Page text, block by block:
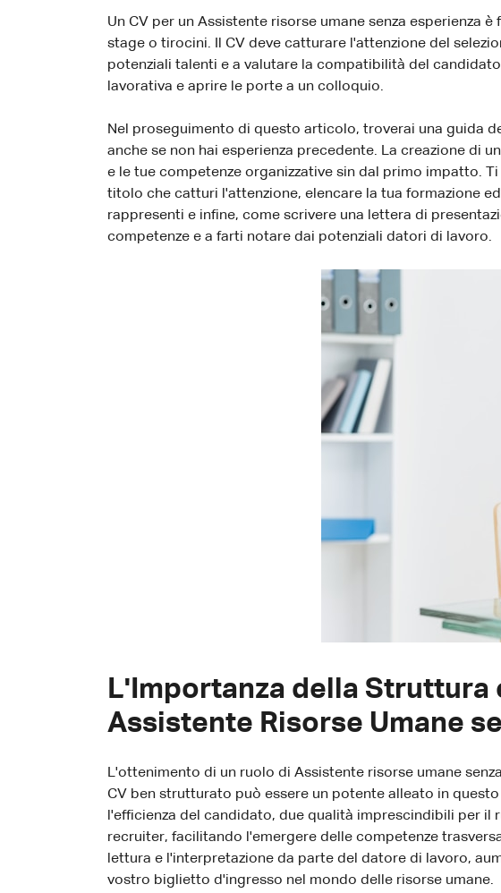
Un CV per un Assistente risorse umane senza esperienza
stage o tirocini. Il CV deve catturare l'attenzione del
potenziali talenti e a valutare la compatibilità del
lavorativa e aprire le porte a un colloquio.
Nel proseguimento di questo articolo, troverai una guida
anche se non hai esperienza precedente. La creazione di
e le tue competenze organizzative sin dal primo impatto.
titolo che catturi l'attenzione, elencare la tua formazione
rappresenti e infine, come scrivere una lettera di
competenze e a farti notare dai potenziali datori di lavoro.
L'Importanza della
Assistente Risorse Umane
L'ottenimento di un ruolo di Assistente risorse umane
CV ben strutturato può essere un potente alleato in
l'efficienza del candidato, due qualità imprescindibili per
recruiter, facilitando l'emergere delle competenze
lettura e l'interpretazione da parte del datore di lavoro,
vostro biglietto d'ingresso nel mondo delle risorse umane.